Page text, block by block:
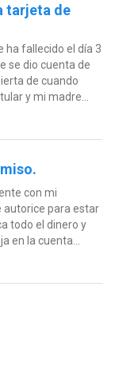
tarjeta de
ha fallecido el día 3
se dio cuenta de
de cuando
y mi madre...
con mi
autorice para estar
todo el dinero y
en la cuenta...